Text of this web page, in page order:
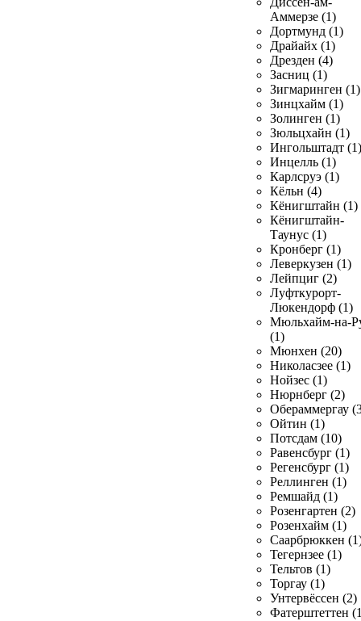
Аммерзе (1)
Дортмунд (1)
Драйайх (1)
Дрезден (4)
Засниц (1)
Зигмаринген (1)
Зинцхайм (1)
Золинген (1)
Зюльцхайн (1)
Ингольштадт (1)
Инцелль (1)
Карлсруэ (1)
Кёльн (4)
Кёнигштайн (1)
Кёнигштайн-
Таунус (1)
Кронберг (1)
Леверкузен (1)
Лейпциг (2)
Луфткурорт-
Люкендорф (1)
Мюльхайм-на-
(1)
Мюнхен (20)
Николасзее (1)
Нойзес (1)
Нюрнберг (2)
Обераммергау
Ойтин (1)
Потсдам (10)
Равенсбург (1)
Регенсбург (1)
Реллинген (1)
Ремшайд (1)
Розенгартен (2)
Розенхайм (1)
Саарбрюккен
Тегернзее (1)
Тельтов (1)
Торгау (1)
Унтервёссен (2)
Фатерштеттен